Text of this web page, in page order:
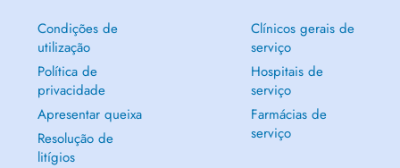
Condições de
utilização
Política de
privacidade
Apresentar queixa
Resolução de
litígios
Clínicos gerais de
serviço
Hospitais de
serviço
Farmácias de
serviço